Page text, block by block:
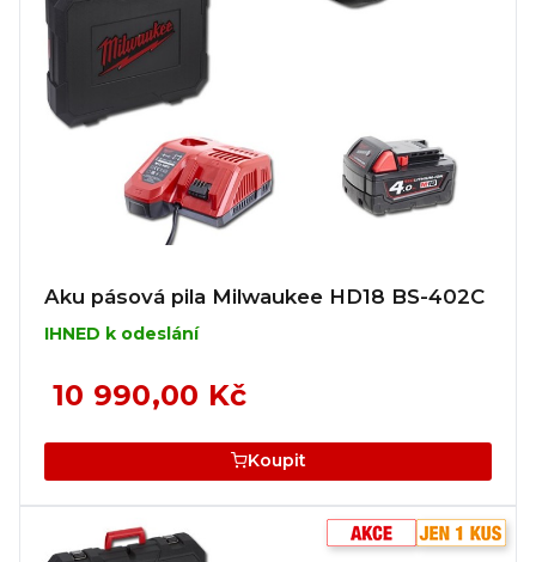
Aku pásová pila Milwaukee HD18 BS-402C
IHNED k odeslání
10 990,00 Kč
Koupit